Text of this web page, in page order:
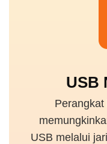
USB
USB melalui